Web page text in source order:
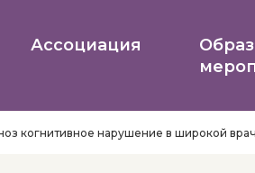
Ассоциация
когнитивное нарушение в широкой